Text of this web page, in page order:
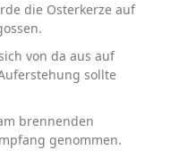
die Osterkerze auf
von da aus auf
sollte
brennenden
genommen.